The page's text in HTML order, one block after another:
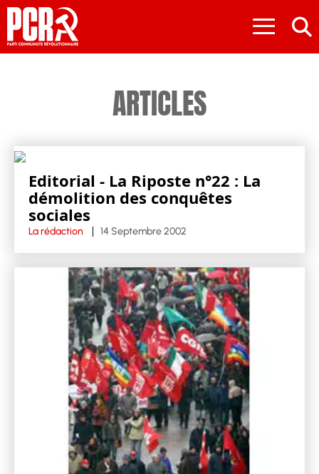
≡
ARTICLES
Editorial - La Riposte n°22 : La
démolition des conquêtes
sociales
La rédaction 14 Septembre 2002